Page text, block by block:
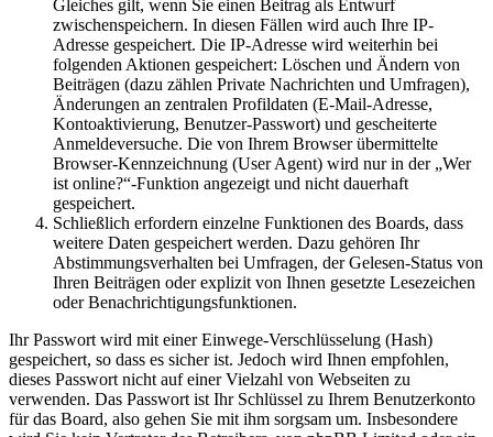
Gleiches gilt, wenn Sie einen Beitrag als Entwurf
zwischenspeichern. In diesen Fällen wird auch Ihre IP-
Adresse gespeichert. Die IP-Adresse wird weiterhin bei
folgenden Aktionen gespeichert: Löschen und Ändern von
Beiträgen (dazu zählen Private Nachrichten und Umfragen),
Änderungen an zentralen Profildaten (E-Mail-Adresse,
Kontoaktivierung, Benutzer-Passwort) und gescheiterte
Anmeldeversuche. Die von Ihrem Browser übermittelte
Browser-Kennzeichnung (User Agent) wird nur in der „Wer
ist online?“-Funktion angezeigt und nicht dauerhaft
gespeichert.
Schließlich erfordern einzelne Funktionen des Boards, dass
weitere Daten gespeichert werden. Dazu gehören Ihr
Abstimmungsverhalten bei Umfragen, der Gelesen-Status von
Ihren Beiträgen oder explizit von Ihnen gesetzte Lesezeichen
oder Benachrichtigungsfunktionen.
Ihr Passwort wird mit einer Einwege-Verschlüsselung (Hash)
gespeichert, so dass es sicher ist. Jedoch wird Ihnen empfohlen,
dieses Passwort nicht auf einer Vielzahl von Webseiten zu
verwenden. Das Passwort ist Ihr Schlüssel zu Ihrem Benutzerkonto
für das Board, also gehen Sie mit ihm sorgsam um. Insbesondere